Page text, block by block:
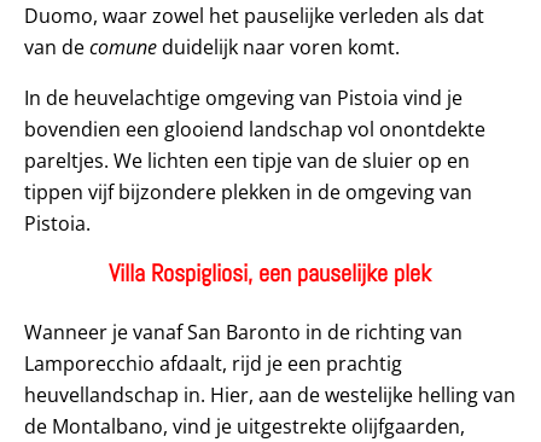
Duomo, waar zowel het pauselijke verleden als dat
van decomuneduidelijk naar voren komt.
In de heuvelachtige omgeving van Pistoia vind je
bovendien een glooiend landschap vol onontdekte
pareltjes. We lichten een tipje van de sluier op en
tippen vijf bijzondere plekken in de omgeving van
Pistoia.
Villa Rospigliosi, een pauselijke plek
Wanneer je vanaf San Baronto in de richting van
Lamporecchio afdaalt, rijd je een prachtig
heuvellandschap in. Hier, aan de westelijke helling van
de Montalbano, vind je uitgestrekte olijfgaarden,